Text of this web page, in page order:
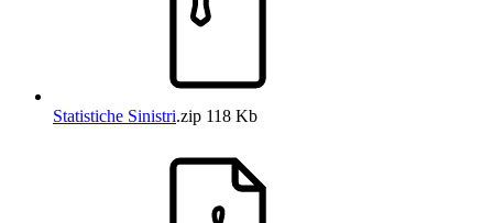
Statistiche Sinistri.zip 118 Kb